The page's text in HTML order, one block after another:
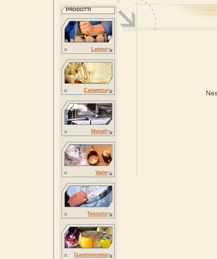
PRODOTTI
Legno
Ceramica
Metalli
Varie
Tessuto
Gastronomia